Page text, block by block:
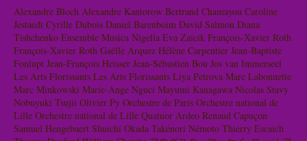
Alexandre Bloch Alexandre Kantorow Bertrand Chamayou Caroline
Jestaedt Cyrille Dubois Daniel Barenboim David Salmon Diana
Tishchenko Ensemble Musica Nigella Eva Zaïcik François-Xavier Roth
François-Xavier Roth Gaëlle Arquez Hélène Carpentier Jean-Baptiste
Fonlupt Jean-François Heisser Jean-Sébastien Bou Jos van Immerseel
Les Arts Florissants Les Arts Florissants Liya Petrova Marc Labonnette
Marc Minkowski Marie-Ange Nguci Mayumi Kanagawa Nicolas Stavy
Nobuyuki Tsujii Olivier Py Orchestre de Paris Orchestre national de
Lille Orchestre national de Lille Quatuor Ardeo Renaud Capuçon
Samuel Hengebaert Shuichi Okada Takénori Némoto Thierry Escaich